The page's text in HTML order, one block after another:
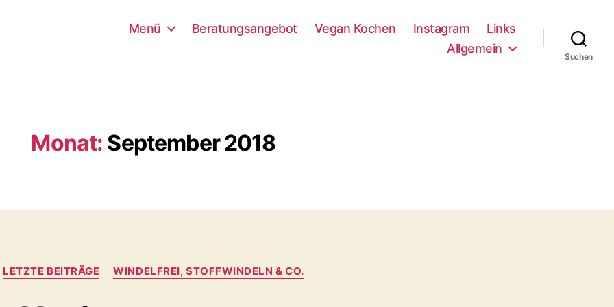
Menü Beratungsangebot Vegan Kochen Instagram
Links
Allgemein
Suchen
Monat: September 2018
Kategorien
LETZTE BEITRÄGE WINDELFREI, STOFFWINDELN & CO.